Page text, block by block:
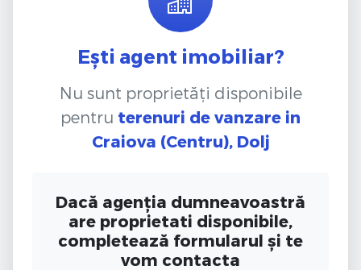
Ești agent imobiliar?
Nu sunt proprietăți disponibile
pentru terenuri de vanzare in
Craiova (Centru), Dolj
Dacă agenția dumneavoastră
are proprietati disponibile,
completează formularul și te
vom contacta